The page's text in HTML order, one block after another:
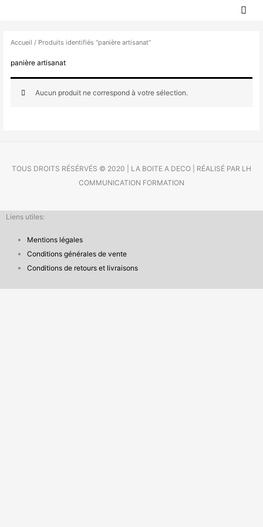
Accueil / Produits identifiés “panière artisanat”
panière artisanat
Aucun produit ne correspond à votre sélection.
TOUS DROITS RÉSÉRVÉS © 2020 | LA BOITE A DECO | RÉALISÉ PAR LH
COMMUNICATION FORMATION
Liens utiles:
Mentions légales
Conditions générales de vente
Conditions de retours et livraisons